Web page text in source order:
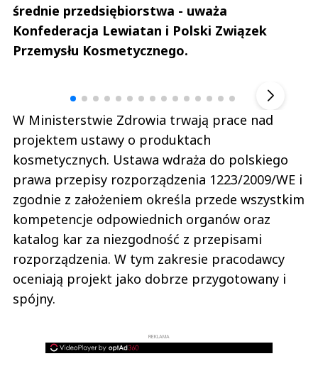
średnie przedsiębiorstwa - uważa
Konfederacja Lewiatan i Polski Związek
Przemysłu Kosmetycznego.
W Ministerstwie Zdrowia trwają prace nad
projektem ustawy o produktach
kosmetycznych. Ustawa wdraża do polskiego
prawa przepisy rozporządzenia 1223/2009/WE i
zgodnie z założeniem określa przede wszystkim
kompetencje odpowiednich organów oraz
katalog kar za niezgodność z przepisami
rozporządzenia. W tym zakresie pracodawcy
oceniają projekt jako dobrze przygotowany i
spójny.
REKLAMA